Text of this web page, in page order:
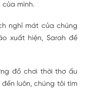
của mình.
nghỉ mát của chúng
xuất hiện, Sarah đề
đồ chơi thời thơ ấu
luôn, chúng tôi tìm